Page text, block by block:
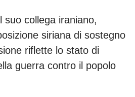
suo collega iraniano,
siriana di sostegno
riflette lo stato di
guerra contro il popolo